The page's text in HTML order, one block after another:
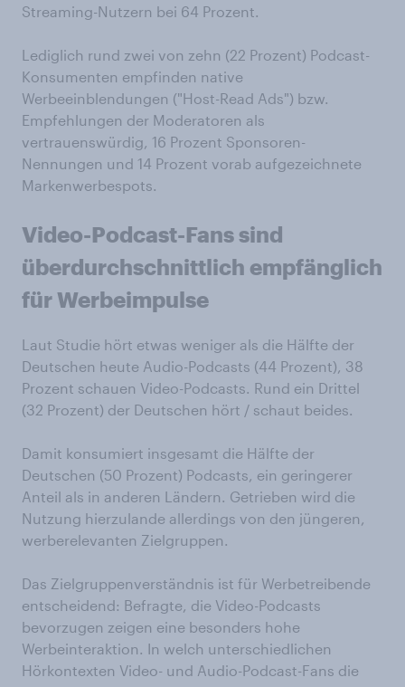
Streaming-Nutzern bei 64 Prozent.
Lediglich rund zwei von zehn (22 Prozent) Podcast-
Konsumenten empfinden native
Werbeeinblendungen ("Host-Read Ads") bzw.
Empfehlungen der Moderatoren als
vertrauenswürdig, 16 Prozent Sponsoren-
Nennungen und 14 Prozent vorab aufgezeichnete
Markenwerbespots.
Video-Podcast-Fanssind
überdurchschnittlich empfänglich
für Werbeimpulse
Laut Studie hört etwas weniger als die Hälfte der
Deutschen heute Audio-Podcasts (44 Prozent), 38
Prozent schauen Video-Podcasts. Rund ein Drittel
(32 Prozent) der Deutschen hört / schaut beides.
Damit konsumiert insgesamt die Hälfte der
Deutschen (50 Prozent) Podcasts, ein geringerer
Anteil als in anderen Ländern. Getrieben wird die
Nutzung hierzulande allerdings von den jüngeren,
werberelevanten Zielgruppen.
Das Zielgruppenverständnis ist für Werbetreibende
entscheidend: Befragte, die Video-Podcasts
bevorzugen zeigen eine besonders hohe
Werbeinteraktion. In welch unterschiedlichen
Hörkontexten Video- und Audio-Podcast-Fans die